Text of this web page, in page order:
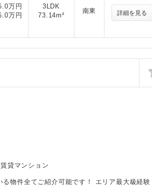
万円
万円
3LDK
73.14m²
南東 詳細を見る
貸マンション
る物件全てご紹介可能です！ エリア最大級経験